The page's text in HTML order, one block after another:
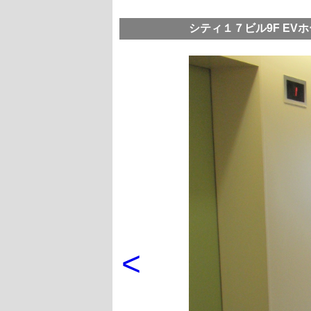
シティ１７ビル9F EV
<